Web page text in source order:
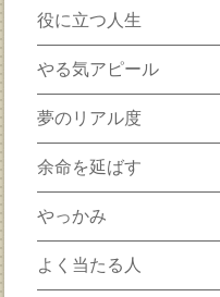
役に立つ人生
やる気アピール
夢のリアル度
余命を延ばす
やっかみ
よく当たる人